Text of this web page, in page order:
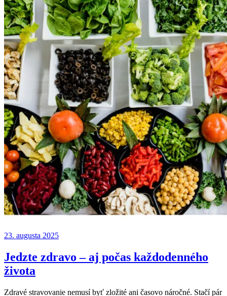
23. augusta 2025
Jedzte zdravo – aj počas každodenného
života
Zdravé stravovanie nemusí byť zložité ani časovo náročné. Stačí pár